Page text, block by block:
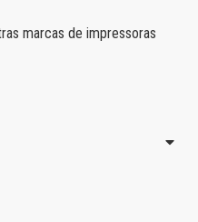
marcas de impressoras